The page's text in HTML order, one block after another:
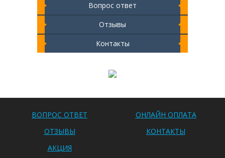
Вопрос ответ
Отзывы
Контакты
ВОПРОС ОТВЕТ
ОНЛАЙН ОПЛАТА
ОТЗЫВЫ
КОНТАКТЫ
АКЦИЯ